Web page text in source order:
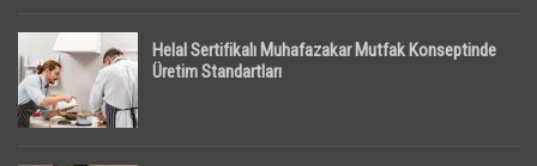
Helal Sertifikalı Muhafazakar Mutfak Konseptinde
Üretim Standartları